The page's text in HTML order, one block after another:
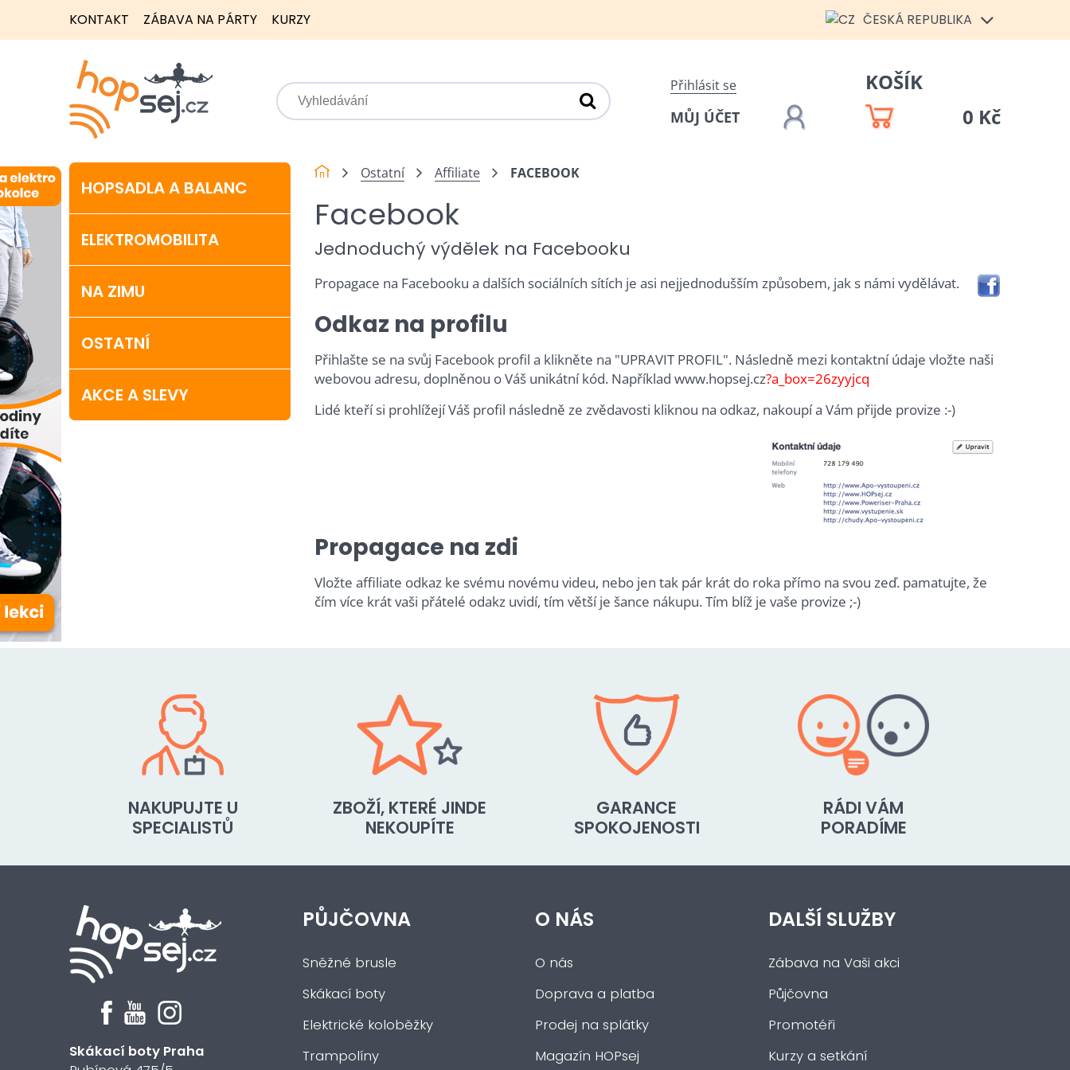
KONTAKT ZÁBAVA NA PÁRTY KURZY ČESKÁ REPUBLIKA
Přihlásit se
MŮJ ÚČET
KOŠÍK
0 Kč
HOPSADLA A BALANC
ELEKTROMOBILITA
NA ZIMU
OSTATNÍ
AKCE A SLEVY
Ostatní Affiliate FACEBOOK
Facebook
Jednoduchý výdělek na Facebooku
Propagace na Facebooku a dalších sociálních sítích je asi nejjednodušším způsobem, jak s námi vydělávat.
Odkaz na profilu
Přihlašte se na svůj Facebook profil a klikněte na "UPRAVIT PROFIL". Následně mezi kontaktní údaje vložte naši
webovou adresu, doplněnou o Váš unikátní kód. Například www.hopsej.cz?a_box=26zyyjcq
Lidé kteří si prohlížejí Váš profil následně ze zvědavosti kliknou na odkaz, nakoupí a Vám přijde provize :-)
Propagace na zdi
Vložte affiliate odkaz ke svému novému videu, nebo jen tak pár krát do roka přímo na svou zeď. pamatujte, že
čím více krát vaši přátelé odakz uvidí, tím větší je šance nákupu. Tím blíž je vaše provize ;-)
NAKUPUJTE U
SPECIALISTŮ
ZBOŽÍ, KTERÉ JINDE
NEKOUPÍTE
GARANCE
SPOKOJENOSTI
RÁDI VÁM
PORADÍME
Skákací boty Praha
PŮJČOVNA
Sněžné brusle
Skákací boty
Elektrické koloběžky
Trampolíny
O NÁS
O nás
Doprava a platba
Prodej na splátky
Magazín HOPsej
DALŠÍ SLUŽBY
Zábava na Vaši akci
Půjčovna
Promotéři
Kurzy a setkání